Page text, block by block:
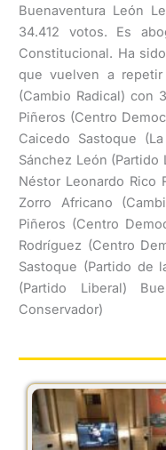
Buenaventura León
34.412 votos. Es
Constitucional. Ha
que vuelven a
(Cambio Radical) con
Piñeros (Centro
Caicedo Sastoque
Sánchez León (Partido
Néstor Leonardo Rico
Zorro Africano
Piñeros (Centro
Rodríguez (Centro
Sastoque (Partido de
(Partido Liberal)
Conservador)